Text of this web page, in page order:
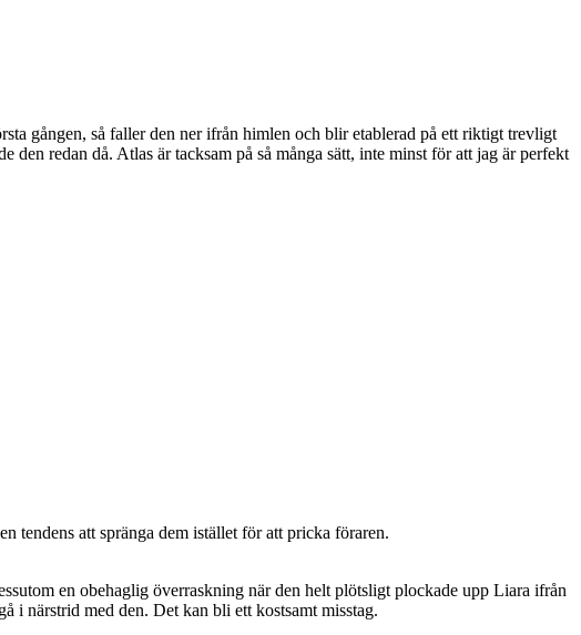
gången, så faller den ner ifrån himlen och blir etablerad på ett riktigt trevligt
den redan då. Atlas är tacksam på så många sätt, inte minst för att jag är perfekt
tendens att spränga dem istället för att pricka föraren.
en obehaglig överraskning när den helt plötsligt plockade upp Liara ifrån
i närstrid med den. Det kan bli ett kostsamt misstag.